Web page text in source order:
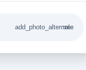
add_photo_alternate
mic